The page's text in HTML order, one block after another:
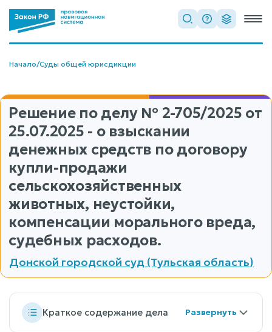
Начало/Суды общей юрисдикции
Решение по делу № 2-705/2025 от
25.07.2025 - о взыскании
денежных средств по договору
купли-продажи
сельскохозяйственных
животных, неустойки,
компенсации морального вреда,
судебных расходов.
Донской городской суд (Тульская область)
Краткое содержание дела